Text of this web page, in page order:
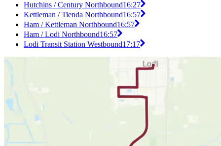
Hutchins / Century Northbound16:27
Kettleman / Tienda Northbound16:57
Ham / Kettleman Northbound16:57
Ham / Lodi Northbound16:57
Lodi Transit Station Westbound17:17